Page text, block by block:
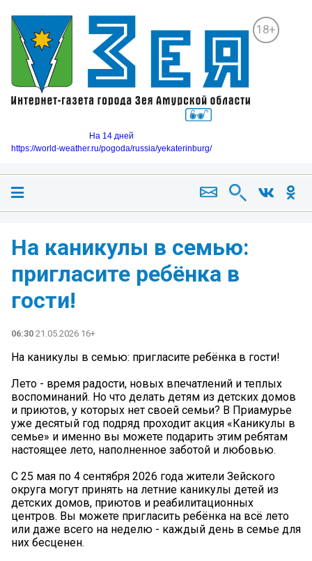
18+
На 14 дней
https://world-weather.ru/pogoda/russia/yekaterinburg/
️На каникулы в семью:
пригласите ребёнка в
гости!
06:30 21.05.2026 16+
️На каникулы в семью: пригласите ребёнка в гости!
Лето - время радости, новых впечатлений и теплых
воспоминаний. Но что делать детям из детских домов
и приютов, у которых нет своей семьи? В Приамурье
уже десятый год подряд проходит акция «Каникулы в
семье» и именно вы можете подарить этим ребятам
настоящее лето, наполненное заботой и любовью.
С 25 мая по 4 сентября 2026 года жители Зейского
округа могут принять на летние каникулы детей из
детских домов, приютов и реабилитационных
центров. Вы можете пригласить ребёнка на всё лето
или даже всего на неделю - каждый день в семье для
них бесценен.